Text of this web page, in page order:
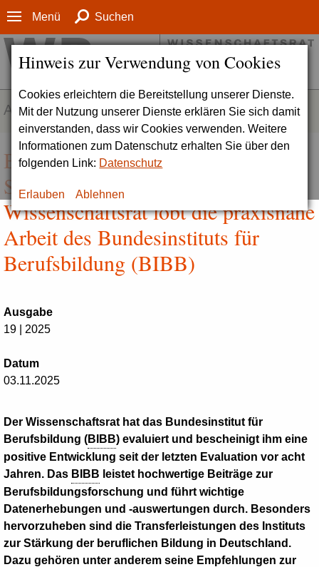
Hinweis zur Verwendung von Cookies
Cookies erleichtern die Bereitstellung unserer Dienste.
Mit der Nutzung unserer Dienste erklären Sie sich damit
einverstanden, dass wir Cookies verwenden. Weitere
Informationen zum Datenschutz erhalten Sie über den
folgenden Link: Datenschutz
Erlauben Ablehnen
Menü Suchen
AKTUELLES
Bedeutende Leistungen zur
Stärkung der beruflichen Bildung |
Wissenschaftsrat lobt die praxisnahe
Arbeit des Bundesinstituts für
Berufsbildung (BIBB)
Ausgabe
19 | 2025
Datum
03.11.2025
Der Wissenschaftsrat hat das Bundesinstitut für
Berufsbildung (BIBB) evaluiert und bescheinigt ihm eine
positive Entwicklung seit der letzten Evaluation vor acht
Jahren. Das BIBB leistet hochwertige Beiträge zur
Berufsbildungsforschung und führt wichtige
Datenerhebungen und -auswertungen durch. Besonders
hervorzuheben sind die Transferleistungen des Instituts
zur Stärkung der beruflichen Bildung in Deutschland.
Dazu gehören unter anderem seine Empfehlungen zur